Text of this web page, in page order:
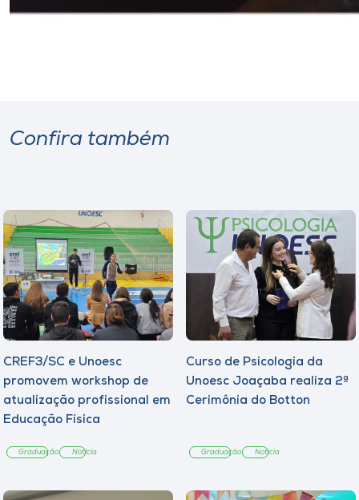
Confira também
CREF3/SC e Unoesc
promovem workshop de
atualização profissional em
Educação Física
Graduação Notícia
Curso de Psicologia da
Unoesc Joaçaba realiza 2ª
Cerimônia do Botton
Graduação Notícia